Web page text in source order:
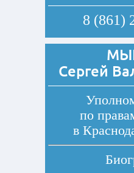
8 (861)
Сергей
по
в